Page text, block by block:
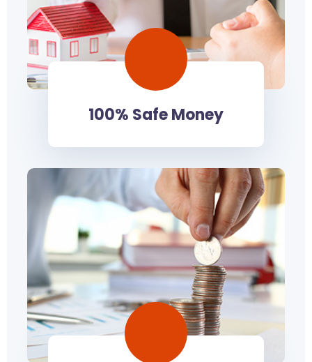
100% Safe Money